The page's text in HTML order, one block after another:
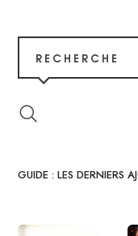
RECHERCHE
GUIDE : LES DERNIERS